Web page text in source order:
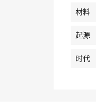
材料
起源
时代